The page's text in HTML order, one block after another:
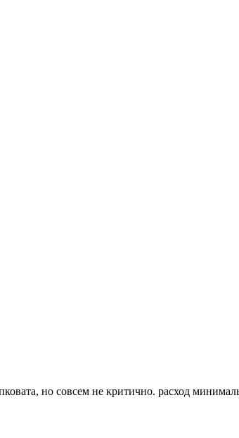
но совсем не критично. расход